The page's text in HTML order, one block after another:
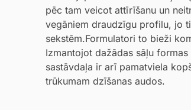
pēc tam veicot attīrīšanu un
vegāniem draudzīgu profilu, jo
sekstēm.Formulatori to bieži
Izmantojot dažādas sāļu
sastāvdaļa ir arī pamatviela
trūkumam dzīšanas audos.